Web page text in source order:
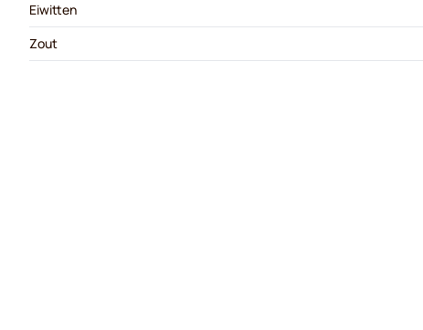
Eiwitten
Zout